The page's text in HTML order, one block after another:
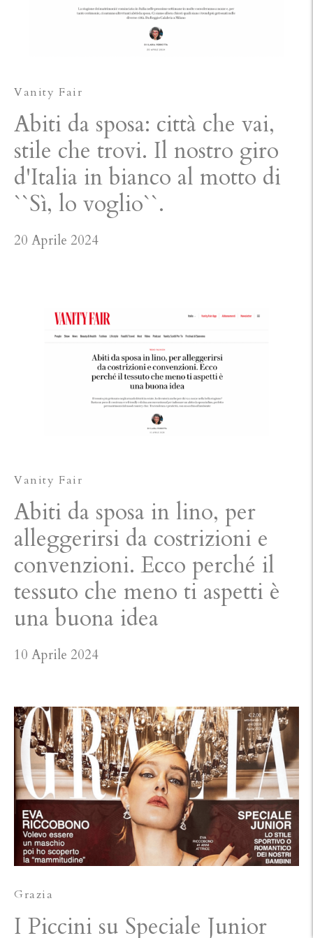
Vanity Fair
Abiti da sposa: città che vai,
stile che trovi. Il nostro giro
d'Italia in bianco al motto di
``Sì, lo voglio``.
20 Aprile 2024
Vanity Fair
Abiti da sposa in lino, per
alleggerirsi da costrizioni e
convenzioni. Ecco perché il
tessuto che meno ti aspetti è
una buona idea
10 Aprile 2024
Grazia
I Piccini su Speciale Junior